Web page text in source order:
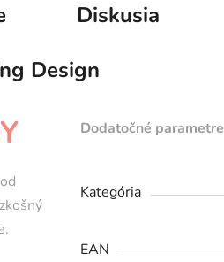
Diskusia
Design
Dodatočné parametre
Kategória
EAN